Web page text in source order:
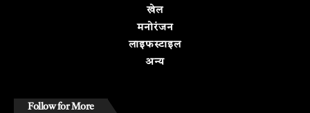
खेल
मनोरंजन
लाइफस्टाइल
अन्य
Follow for More